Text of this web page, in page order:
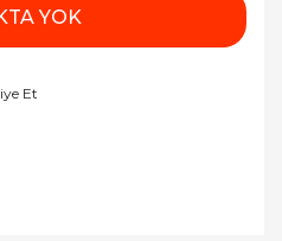
YOK
Et